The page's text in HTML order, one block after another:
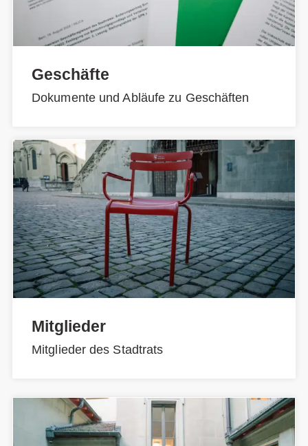
Geschäfte
Dokumente und Abläufe zu Geschäften
Mitglieder
Mitglieder des Stadtrats